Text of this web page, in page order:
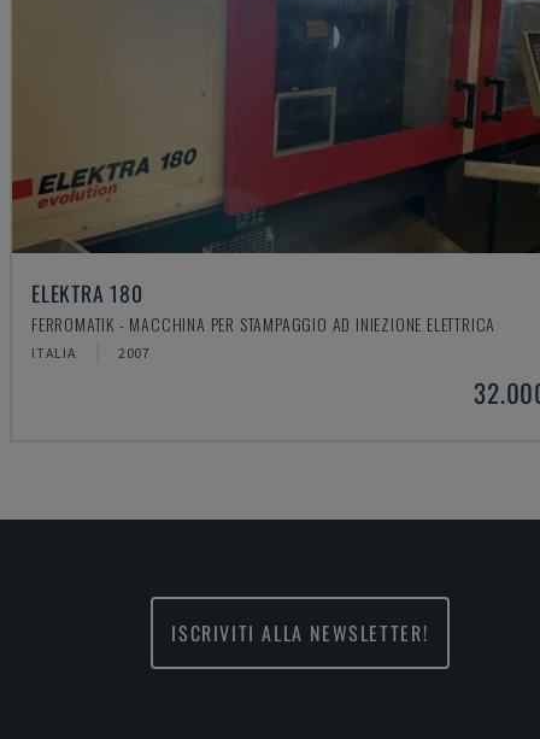
ELEKTRA 180
FERROMATIK - MACCHINA PER STAMPAGGIO AD INIEZIONE ELETTRICA
ITALIA 2007
ISCRIVITI ALLA NEWSLETTER!